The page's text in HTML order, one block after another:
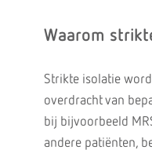
Waarom
Strikte isolatie
overdracht van
bij bijvoorbeeld
andere patiënten,